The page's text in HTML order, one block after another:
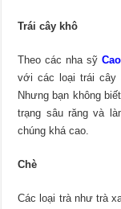
Trái cây khô
Theo các nha sỹ
với các loại trái cây
Nhưng bạn không
trạng sâu răng và
chúng khá cao.
Chè
Các loại trà như trà